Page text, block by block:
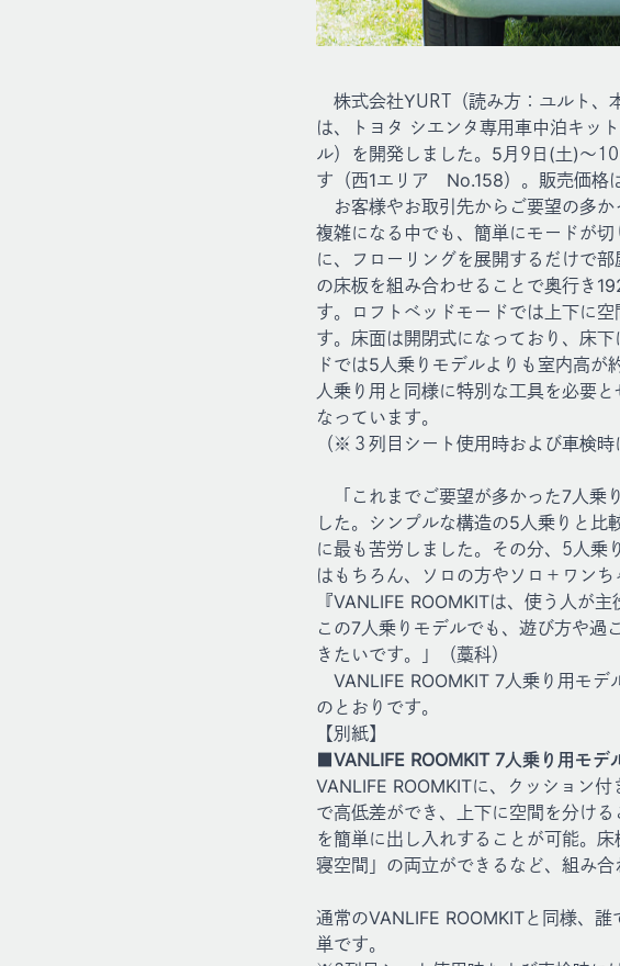
株式会社YURT（読み方：ユルト、
は、トヨタ シエンタ専用車中泊キッ
ル）を開発しました。5月9日(土)～
す（西1エリア No.158）。販売価格
お客様やお取引先からご要望の多か
複雑になる中でも、簡単にモードが
に、フローリングを展開するだけで
の床板を組み合わせることで奥行き
す。ロフトベッドモードでは上下に
す。床面は開閉式になっており、床
ドでは5人乗りモデルよりも室内高
人乗り用と同様に特別な工具を必要
なっています。
（※３列目シート使用時および車検
「これまでご要望が多かった7人乗
した。シンプルな構造の5人乗りと
に最も苦労しました。その分、5人乗
はもちろん、ソロの方やソロ＋ワン
『VANLIFE ROOMKITは、使う人が
この7人乗りモデルでも、遊び方や過
きたいです。」（藁科）
VANLIFE ROOMKIT 7人乗り用モデ
のとおりです。
【別紙】
■VANLIFE ROOMKIT 7人乗り用モデ
VANLIFE ROOMKITに、クッション
で高低差ができ、上下に空間を分け
を簡単に出し入れすることが可能。
寝空間」の両立ができるなど、組み
通常のVANLIFE ROOMKITと同様、
単です。